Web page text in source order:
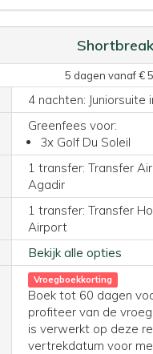
5 dagen vanaf €
4 nachten: Juniorsuite
Greenfees voor:
3x Golf Du Soleil
1 transfer: Transfer
Agadir
1 transfer: Transfer
Airport
Bekijk alle opties
Vroegboekkorting
Boek tot 60 dagen
profiteer van de
is verwerkt op deze
vertrekdatum voor